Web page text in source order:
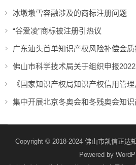
冰墩墩雪容融涉及的商标注册问题
“谷爱凌”商标被注册引热议
广东汕头首单知识产权风险补偿金
《国家知识产权局知识产权信用管
集中开展北京冬奥会和冬残奥会知
Copyright © 2018-2024 佛山市凯信正达
Powered by